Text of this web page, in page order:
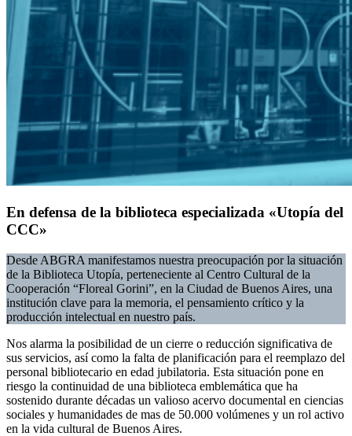
En defensa de la biblioteca especializada «Utopía del
CCC»
Desde ABGRA manifestamos nuestra preocupación por la situación
de la Biblioteca Utopía, perteneciente al Centro Cultural de la
Cooperación “Floreal Gorini”, en la Ciudad de Buenos Aires, una
institución clave para la memoria, el pensamiento crítico y la
producción intelectual en nuestro país.
Nos alarma la posibilidad de un cierre o reducción significativa de
sus servicios, así como la falta de planificación para el reemplazo del
personal bibliotecario en edad jubilatoria. Esta situación pone en
riesgo la continuidad de una biblioteca emblemática que ha
sostenido durante décadas un valioso acervo documental en ciencias
sociales y humanidades de mas de 50.000 volúmenes y un rol activo
en la vida cultural de Buenos Aires.